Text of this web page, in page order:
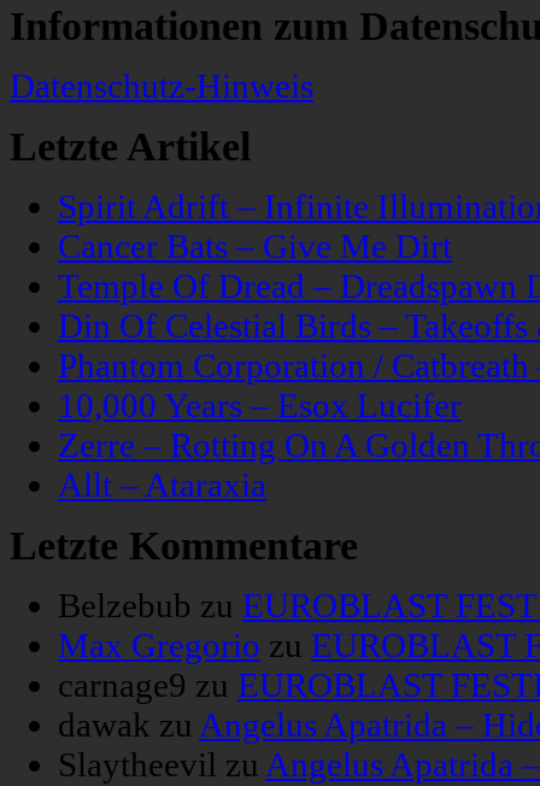
Informationen zum
Datenschutz-Hinweis
Letzte Artikel
Spirit Adrift – Infinite
Cancer Bats – Give Me Dirt
Temple Of Dread – Dreadspawn
Din Of Celestial Birds –
Phantom Corporation /
10,000 Years – Esox Lucifer
Zerre – Rotting On A Golden
Allt – Ataraxia
Letzte Kommentare
Belzebub zu EUROBLAST
Max Gregorio zu EUROBLAST
carnage9 zu EUROBLAST
dawak zu Angelus Apatrida –
Slaytheevil zu Angelus Apatrida